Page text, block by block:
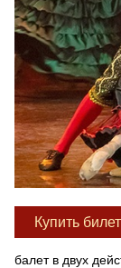
Купить билет
балет в двух